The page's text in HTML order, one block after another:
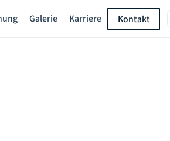
Galerie Karriere Kontakt